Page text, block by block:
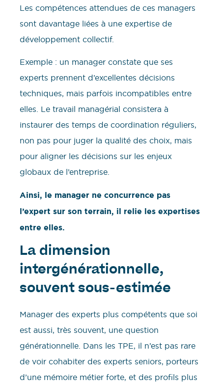
Les compétences attendues de ces managers
sont davantage liées à une expertise de
développement collectif.
Exemple : un manager constate que ses
experts prennent d’excellentes décisions
techniques, mais parfois incompatibles entre
elles. Le travail managérial consistera à
instaurer des temps de coordination réguliers,
non pas pour juger la qualité des choix, mais
pour aligner les décisions sur les enjeux
globaux de l’entreprise.
Ainsi, le manager ne concurrence pas
l’expert sur son terrain, il relie les expertises
entre elles.
La dimension
intergénérationnelle,
souvent sous-estimée
Manager des experts plus compétents que soi
est aussi, très souvent, une question
générationnelle. Dans les TPE, il n’est pas rare
de voir cohabiter des experts seniors, porteurs
d’une mémoire métier forte, et des profils plus